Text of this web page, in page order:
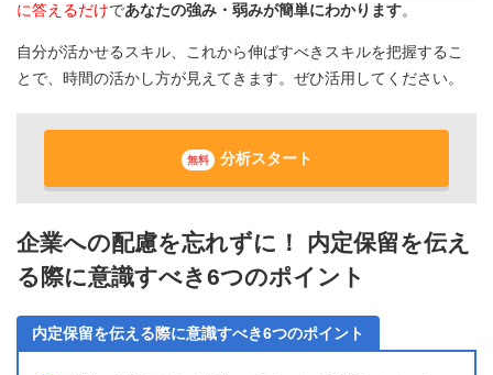
に答えるだけであなたの強み・弱みが簡単にわかります。
自分が活かせるスキル、これから伸ばすべきスキルを把握するこ
とで、時間の活かし方が見えてきます。ぜひ活用してください。
無料 分析スタート
企業への配慮を忘れずに！ 内定保留を伝え
る際に意識すべき6つのポイント
内定保留を伝える際に意識すべき6つのポイント